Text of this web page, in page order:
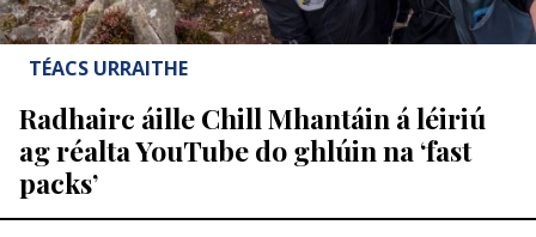
TÉACS URRAITHE
Radhairc áille Chill Mhantáin á léiriú
ag réalta YouTube do ghlúin na ‘fast
packs’